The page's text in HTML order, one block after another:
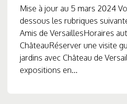
Mise à jour au 5 mars 2024
dessous les rubriques
Amis de VersaillesHoraires
ChâteauRéserver une visite
jardins avec Château de
expositions en...